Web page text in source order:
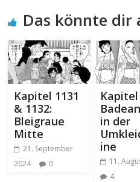
Das könnte dir
Kapitel 1131
& 1132:
Bleigraue
Mitte
21. September
2024
0
Kapitel
in der
ine
11.
4